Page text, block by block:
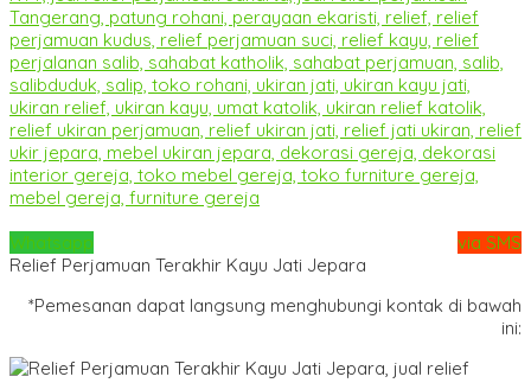
Whatsapp
via SMS
Relief Perjamuan Terakhir Kayu Jati Jepara
*Pemesanan dapat langsung menghubungi kontak di bawah
ini: